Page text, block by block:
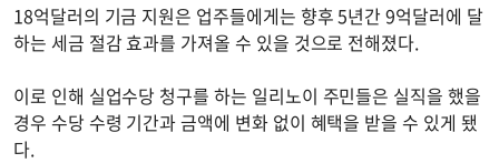
18억달러의 기금 지원은 업주들에게는 향후 5년간 9억달러에 달
하는 세금 절감 효과를 가져올 수 있을 것으로 전해졌다.
이로 인해 실업수당 청구를 하는 일리노이 주민들은 실직을 했을
경우 수당 수령 기간과 금액에 변화 없이 혜택을 받을 수 있게 됐
다.